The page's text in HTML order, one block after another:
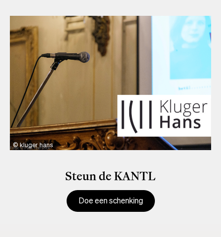
kluger hans
Steun de KANTL
Doe een schenking